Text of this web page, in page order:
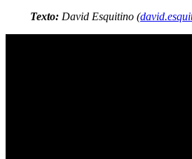
Texto: David Esquitino (